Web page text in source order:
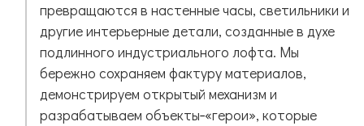
превращаются в настенные часы, светильники и
другие интерьерные детали, созданные в духе
подлинного индустриального лофта. Мы
бережно сохраняем фактуру материалов,
демонстрируем открытый механизм и
разрабатываем объекты‑«герои», которые